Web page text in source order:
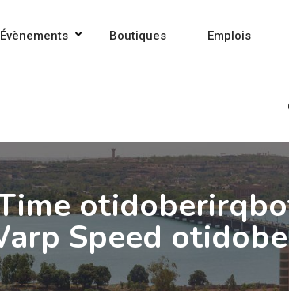
Évènements Boutiques Emplois
Speed